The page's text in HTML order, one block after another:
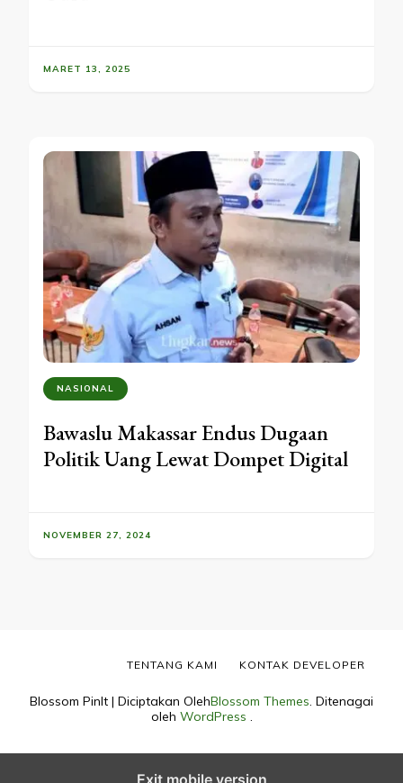
MARET 13, 2025
NASIONAL
Bawaslu Makassar Endus Dugaan
Politik Uang Lewat Dompet Digital
NOVEMBER 27, 2024
Blossom PinIt | Diciptakan OlehBlossom Themes. Ditenagai
oleh WordPress .
TENTANG KAMI KONTAK DEVELOPER
Exit mobile version